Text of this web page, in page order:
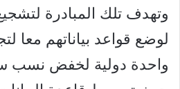
وتهدف تلك المبادرة
لوضع قواعد بياناتهم معا
واحدة دولية لخفض نسب